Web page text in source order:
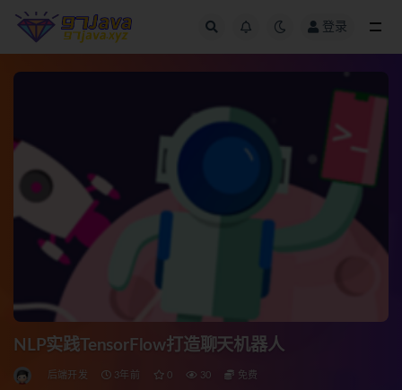
登录
NLP实践TensorFlow打造聊天机器人
后端开发 3年前 0 30 免费